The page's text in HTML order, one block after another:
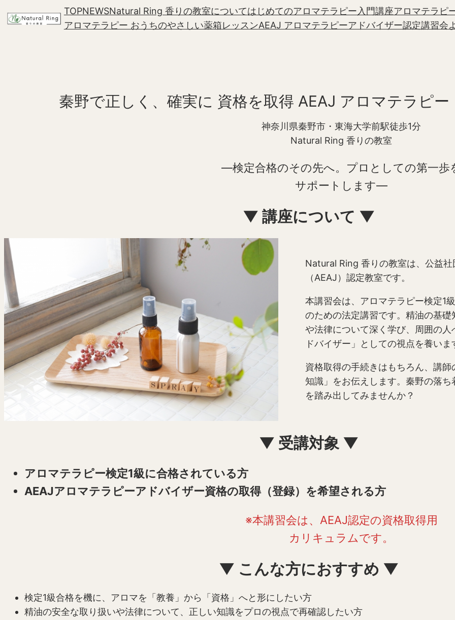
内
容
TOPNEWSNatural Ring 香りの教室についてはじめてのアロマテラピー入門講座アロマテラピ
アロマテラピー おうちのやさしい薬箱レッスンAEAJ アロマテラピーアドバイザー認定講習会
秦野で正しく、確実に 資格を取得 AEAJ アロマテラピ
神奈川県秦野市・東海大学前駅徒歩1分
Natural Ring 香りの教室
—検定合格のその先へ。プロとしての第一歩
サポートします—
▼ 講座について ▼
Natural Ring 香りの教室は、公益
（AEAJ）認定教室です。
本講習会は、アロマテラピー検定1
のための法定講習です。精油の基
や法律について深く学び、周囲の
ドバイザー」としての視点を養いま
資格取得の手続きはもちろん、講
知識」をお伝えします。秦野の落
を踏み出してみませんか？
▼ 受講対象 ▼
アロマテラピー検定1級に合格されている方
AEAJアロマテラピーアドバイザー資格の取得（登録）を希望される方
※本講習会は、AEAJ認定の資格取得用
カリキュラムです。
▼ こんな方におすすめ ▼
検定1級合格を機に、アロマを「教養」から「資格」へと形にしたい方
精油の安全な取り扱いや法律について、正しい知識をプロの視点で再確認したい方